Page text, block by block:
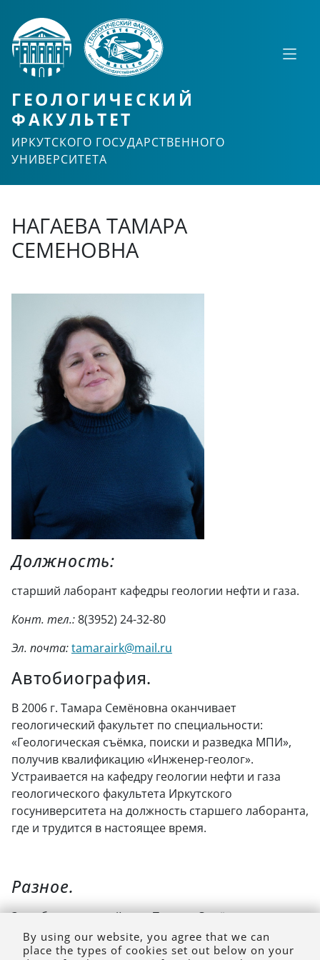
ГЕОЛОГИЧЕСКИЙ
ФАКУЛЬТЕТ
ИРКУТСКОГО ГОСУДАРСТВЕННОГО
УНИВЕРСИТЕТА
НАГАЕВА ТАМАРА
СЕМЕНОВНА
Должность:
старший лаборант кафедры геологии нефти и газа.
Конт. тел.:8(3952) 24-32-80
Эл. почта:tamarairk@mail.ru
Автобиография.
В 2006 г. Тамара Семёновна оканчивает
геологический факультет по специальности:
«Геологическая съёмка, поиски и разведка МПИ»,
получив квалификацию «Инженер-геолог».
Устраивается на кафедру геологии нефти и газа
геологического факультета Иркутского
госуниверситета на должность старшего лаборанта,
где и трудится в настоящее время.
Разное.
За добросовестный труд Тамара Семёновна
награждается медалями «Юбилейной медалью 70
лет Вооружённым Силам СССР», Медалями «За
By using our website, you agree that we can
place the types of cookies set out below on your